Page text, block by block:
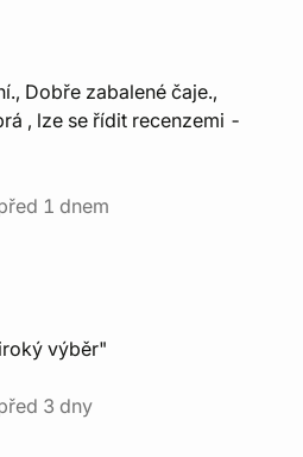
Dobře zabalené čaje.,
, lze se řídit recenzemi -
1 dnem
výběr"
3 dny